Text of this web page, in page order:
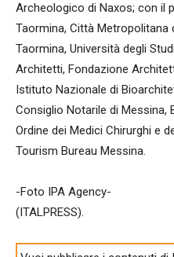
Archeologico di Naxos; con il
Taormina, Città Metropolitana
Taormina, Università degli
Architetti, Fondazione
Istituto Nazionale di
Consiglio Notarile di Messina,
Ordine dei Medici Chirurghi e
Tourism Bureau Messina.
-Foto IPA Agency-
(ITALPRESS).